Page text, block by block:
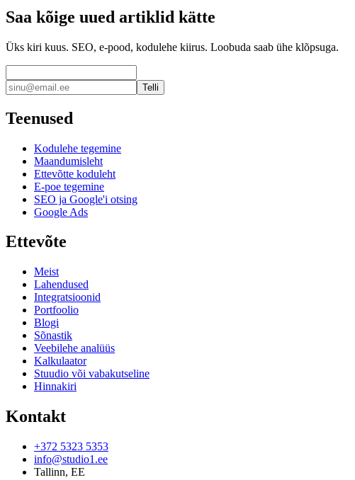
Saa kõige uued artiklid kätte
Üks kiri kuus. SEO, e-pood, kodulehe kiirus. Loobuda saab ühe klõpsuga.
Telli
Teenused
Kodulehe tegemine
Maandumisleht
Ettevõtte koduleht
E-poe tegemine
SEO ja Google'i otsing
Google Ads
Ettevõte
Meist
Lahendused
Integratsioonid
Portfoolio
Blogi
Sõnastik
Veebilehe analüüs
Kalkulaator
Stuudio või vabakutseline
Hinnakiri
Kontakt
+372 5323 5353
info@studio1.ee
Tallinn, EE